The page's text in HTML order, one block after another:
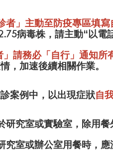
者」主動至防疫專區填
病毒株，請主動“以電
」請務必「自行」通知
，加速後續相關作業。
案例中，以出現症狀自
研究室或實驗室，除用
究室或辦公室用餐時，